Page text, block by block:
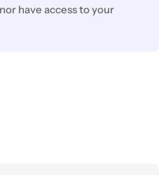
have access to your